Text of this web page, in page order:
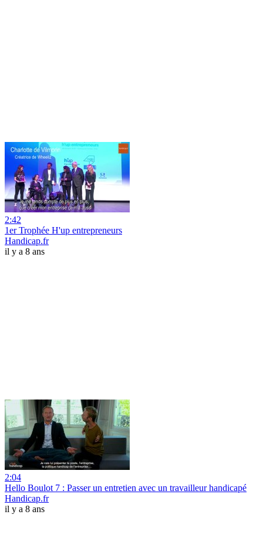
2:42
1er Trophée H'up entrepreneurs
Handicap.fr
il y a 8 ans
2:04
Hello Boulot 7 : Passer un entretien avec un travailleur handicapé
Handicap.fr
il y a 8 ans